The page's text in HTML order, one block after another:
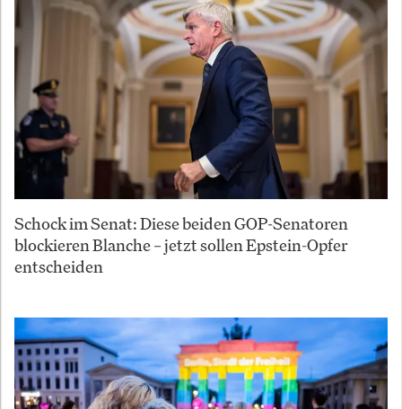
Schock im Senat: Diese beiden GOP-Senatoren
blockieren Blanche – jetzt sollen Epstein-Opfer
entscheiden